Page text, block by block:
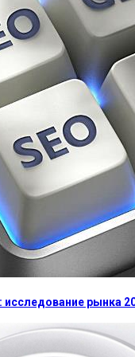
исследование рынка